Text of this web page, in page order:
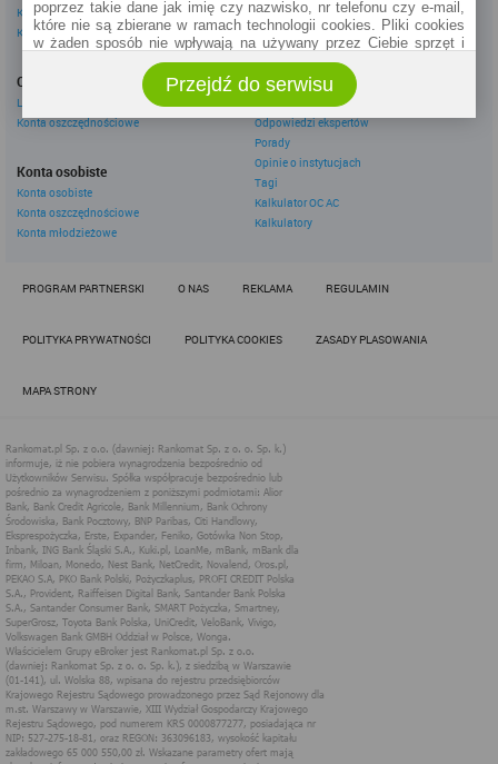
Kredyty konsolidacyjne
Kredyty na samochód
Oszczędzanie
Lokaty
Konta oszczędnościowe
Konta osobiste
Konta osobiste
Konta oszczędnościowe
Konta młodzieżowe
Leasingi
Inne
eBroker Ekstra
Odpowiedzi ekspertów
Porady
Opinie o instytucjach
Tagi
Kalkulator OC AC
Kalkulatory
PROGRAM PARTNERSKI O NAS REKLAMA REGULAMIN
POLITYKA PRYWATNOŚCI POLITYKA COOKIES ZASADY PLASOWANIA
MAPA STRONY
poprzez takie dane jak imię czy nazwisko, nr telefonu czy e-mail,
które nie są zbierane w ramach technologii cookies. Pliki cookies
w żaden sposób nie wpływają na używany przez Ciebie sprzęt i
Zakres wykorzystywania plików cookies możliwy jest do
określenia w ustawieniach przeglądarki każdego użytkownika. Bez
wprowadzenia zmian ustawień, informacje w plikach cookies mogą
być zapisywane w pamięci Twojego urządzenia.
Administratorem danych pozyskiwanych w technologii cookies jest
spółka Rankomat.pl Sp. z o.o. (dawniej: Rankomat Sp. z o. o. Sp.
k.) z siedzibą w Warszawie, ul. Wolska 88, 01 - 141 Warszawa.
Możesz jako użytkownik w każdym czasie skontaktować się z
administratorem pod adresem bok@ebroker.pl, jak również wyrazić
obowiązującym prawem (zgodnie z tzw. RODO) w ramach tzw.
dostosowanie usług, świadczonych w ramach serwisu do potrzeb
Polityka Cookies serwisów
internetowych spółki Rankomat.pl Sp. z
o.o. (dawniej: Rankomat Sp. z o. o. Sp.
k.)
Rankomat.pl Sp. z o.o. (dawniej: Rankomat Sp. z o. o. Sp. k.), z
siedzibą w Warszawie (01-141), ul. Wolska 88, wpisana do rejestru
przedsiębiorców Krajowego Rejestru Sądowego prowadzonego
przez Sąd Rejonowy dla m.st. Warszawy w Warszawie, XIII
Wydział Gospodarczy Krajowego Rejestru Sądowego, pod
numerem KRS 0000877277, posiadająca nr NIP: 527-275-18-81,
oraz REGON: 363096183, zwana dalej "Rankomat" wykorzystuje
na swoich stronach internetowych technologię "cookies".
Zasady wykorzystania informacji dostarczonych przez
użytkownika w ramach technologii cookies w trakcie korzystania
ze stron internetowych i Rankomat określa niniejszy dokument.
Przejdź do serwisu